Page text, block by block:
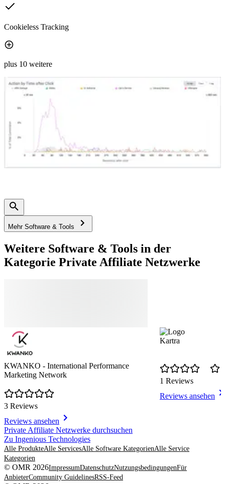
Cookieless Tracking
plus 10 weitere
Mehr Software & Tools
Weitere Software & Tools in der
Kategorie Private Affiliate Netzwerke
KWANKO - International Performance
Marketing Network
3 Reviews
Reviews ansehen
Kartra
1 Reviews
Reviews ansehen
Item
1
of
8
Private Affiliate Netzwerke durchsuchen
Zu Ingenious Technologies
Alle ProdukteAlle ServicesAlle Software KategorienAlle Service
Kategorien
© OMR 2026ImpressumDatenschutzNutzungsbedingungenFür
AnbieterCommunity GuidelinesRSS-Feed